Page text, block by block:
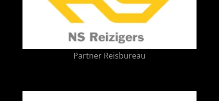
Partner Reisbureau